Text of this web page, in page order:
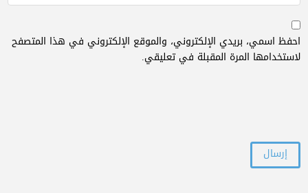
احفظ اسمي، بريدي الإلكتروني، والموقع الإلكتروني في هذا المتصفح
لاستخدامها المرة المقبلة في تعليقي.